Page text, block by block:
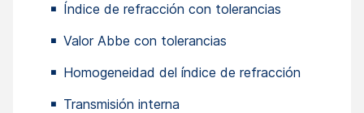
Índice de refracción con tolerancias
Valor Abbe con tolerancias
Homogeneidad del índice de refracción
Transmisión interna